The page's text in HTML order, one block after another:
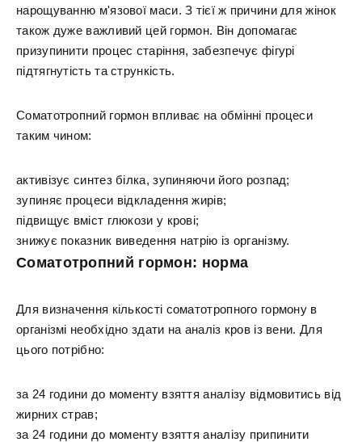
нарощуванню м'язової маси. З тієї ж причини для жінок
також дуже важливий цей гормон. Він допомагає
призупинити процес старіння, забезпечує фігурі
підтягнутість та стрункість.
Соматотропний гормон впливає на обмінні процеси
таким чином:
активізує синтез білка, зупиняючи його розпад;
зупиняє процеси відкладення жирів;
підвищує вміст глюкози у крові;
знижує показник виведення натрію із організму.
Соматотропний гормон: норма
Для визначення кількості соматотропного гормону в
організмі необхідно здати на аналіз кров із вени. Для
цього потрібно:
за 24 години до моменту взяття аналізу відмовитись від
жирних страв;
за 24 години до моменту взяття аналізу припинити